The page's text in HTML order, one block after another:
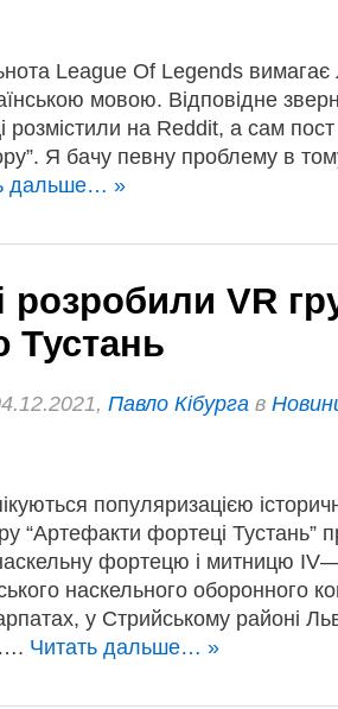
League Of Legends вимагає
мовою. Відповідне
розмістили на Reddit, а сам
Я бачу певну проблему в
дальше… »
розробили VR
Павло Кібурга в
популяризацією
“Артефакти фортеці Тустань”
фортецю і митницю
наскельного оборонного
у Стрийському районі
Читать дальше… »